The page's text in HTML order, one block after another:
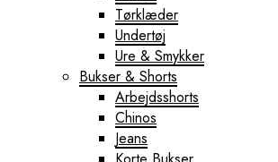
Tørklæder
Undertøj
Ure & Smykker
Bukser & Shorts
Arbejdsshorts
Chinos
Jeans